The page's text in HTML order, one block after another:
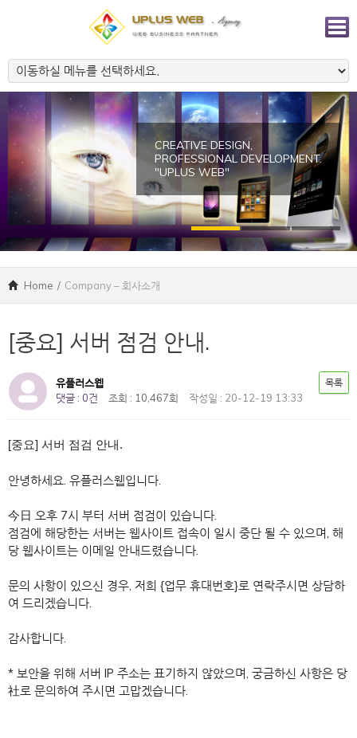
CREATIVE DESIGN,
PROFESSIONAL DEVELOPMENT.
"UPLUS WEB"
Home / Company – 회사소개
[중요] 서버 점검 안내.
유플러스웹
댓글 : 0건
조회 : 10,467회 작성일 : 20-12-19 13:33
목록
[중요] 서버 점검 안내.
안녕하세요. 유플러스웹입니다.
今日 오후 7시 부터 서버 점검이 있습니다.
점검에 해당한는 서버는 웹사이트 접속이 일시 중단 될 수 있으며, 해
당 웹사이트는 이메일 안내드렸습니다.
문의 사항이 있으신 경우, 저희 {업무 휴대번호}로 연락주시면 상담하
여 드리겠습니다.
감사합니다.
* 보안을 위해 서버 IP 주소는 표기하지 않았으며, 궁금하신 사항은 당
社로 문의하여 주시면 고맙겠습니다.